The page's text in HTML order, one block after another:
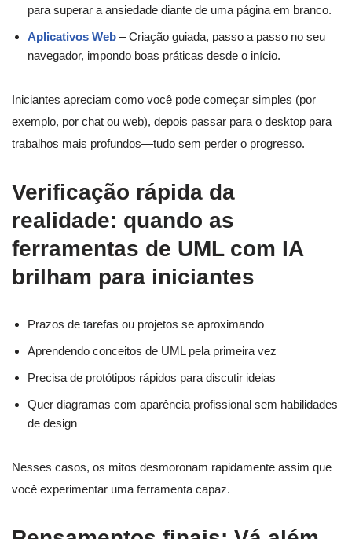
para superar a ansiedade diante de uma página em branco.
Aplicativos Web – Criação guiada, passo a passo no seu
navegador, impondo boas práticas desde o início.
Iniciantes apreciam como você pode começar simples (por
exemplo, por chat ou web), depois passar para o desktop para
trabalhos mais profundos—tudo sem perder o progresso.
Verificação rápida da
realidade: quando as
ferramentas de UML com IA
brilham para iniciantes
Prazos de tarefas ou projetos se aproximando
Aprendendo conceitos de UML pela primeira vez
Precisa de protótipos rápidos para discutir ideias
Quer diagramas com aparência profissional sem habilidades
de design
Nesses casos, os mitos desmoronam rapidamente assim que
você experimentar uma ferramenta capaz.